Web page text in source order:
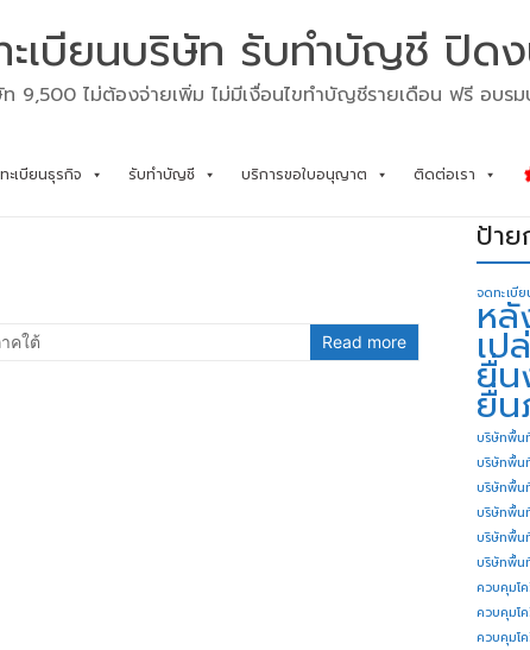
เบียนบริษัท รับทำบัญชี ปิดง
ท 9,500 ไม่ต้องจ่ายเพิ่ม ไม่มีเงื่อนไขทำบัญชีรายเดือน ฟรี อบร
ะเบียนธุรกิจ รับทำบัญชี บริการขอใบอนุญาต ติดต่อเรา
คใต้ Read more
ป้า
จดทะเบี
หลั
เป
ยื่
ยื่น
บริษัทพื้น
บริษัทพื้น
บริษัทพื้น
บริษัทพื้น
บริษัทพื้น
บริษัทพื้น
ควบคุมโ
ควบคุมโ
ควบคุมโ